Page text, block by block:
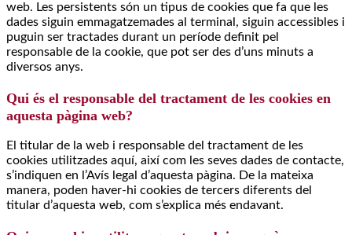
web. Les persistents són un tipus de cookies que fa que les
dades siguin emmagatzemades al terminal, siguin accessibles i
puguin ser tractades durant un període definit pel
responsable de la cookie, que pot ser des d’uns minuts a
diversos anys.
Qui és el responsable del tractament de les cookies en
aquesta pàgina web?
El titular de la web i responsable del tractament de les
cookies utilitzades aquí, així com les seves dades de contacte,
s’indiquen en l’Avís legal d’aquesta pàgina. De la mateixa
manera, poden haver-hi cookies de tercers diferents del
titular d’aquesta web, com s’explica més endavant.